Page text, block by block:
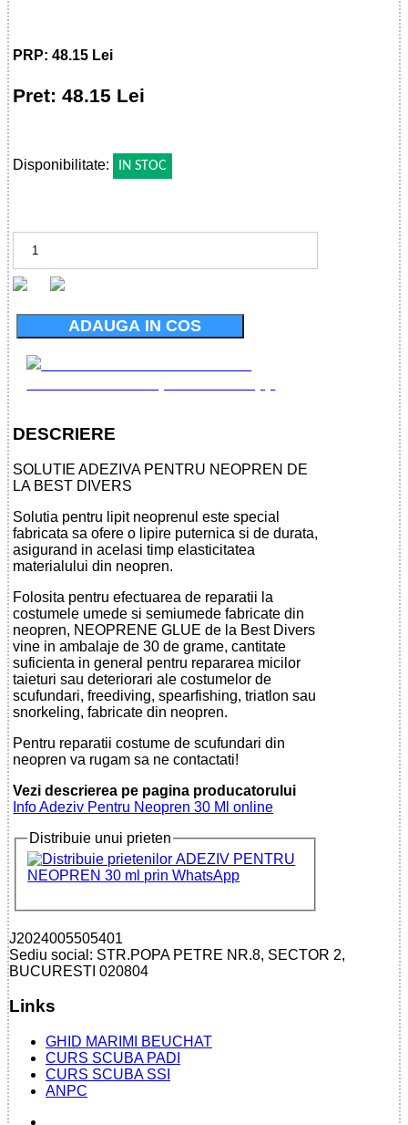
PRP: 48.15 Lei
Pret: 48.15 Lei
Disponibilitate:
IN STOC
ADAUGA IN COS
DESCRIERE
SOLUTIE ADEZIVA PENTRU NEOPREN DE
LA BEST DIVERS
Solutia pentru lipit neoprenul este special
fabricata sa ofere o lipire puternica si de durata,
asigurand in acelasi timp elasticitatea
materialului din neopren.
Folosita pentru efectuarea de reparatii la
costumele umede si semiumede fabricate din
neopren, NEOPRENE GLUE de la Best Divers
vine in ambalaje de 30 de grame, cantitate
suficienta in general pentru repararea micilor
taieturi sau deteriorari ale costumelor de
scufundari, freediving, spearfishing, triatlon sau
snorkeling, fabricate din neopren.
Pentru reparatii costume de scufundari din
neopren va rugam sa ne contactati!
Vezi descrierea pe pagina producatorului
Info Adeziv Pentru Neopren 30 Ml online
Distribuie unui prieten
J2024005505401
Sediu social: STR.POPA PETRE NR.8, SECTOR 2,
BUCURESTI 020804
Links
GHID MARIMI BEUCHAT
CURS SCUBA PADI
CURS SCUBA SSI
ANPC